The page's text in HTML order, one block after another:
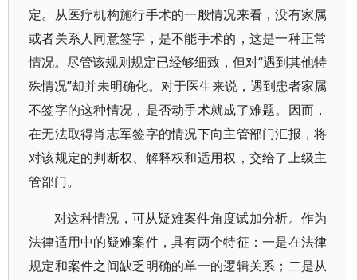
定。从医疗机构施行手术的一般情况来看，没有家属
或者关系人同意签字，是不能手术的，这是一种正常
情况。尽管该规则规定已经够细致，但对“遇到其他特
殊情况”却并未明确化。对于医生来说，遇到患者家属
不签字的这种情况，是否动手术就成了难题。因而，
在无法取得肖志军签字的情况下向主管部门汇报，将
对该规定的判断权、解释权和适用权，交给了上级主
管部门。
对这种情况，可从疑难案件角度试加分析。作为
法律适用中的疑难案件，具有两个特征：一是在法律
规定和案件之间缺乏明确的单一的逻辑关系；二是从